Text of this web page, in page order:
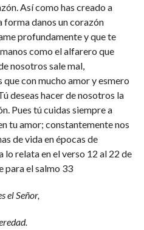
Así como has creado a
forma danos un corazón
profundamente y que te
como el alfarero que
nosotros sale mal,
con mucho amor y esmero
deseas hacer de nosotros la
Pues tú cuidas siempre a
tu amor; constantemente nos
de vida en épocas de
lo relata en el verso 12 al 22 de
para el salmo 33
el Señor,